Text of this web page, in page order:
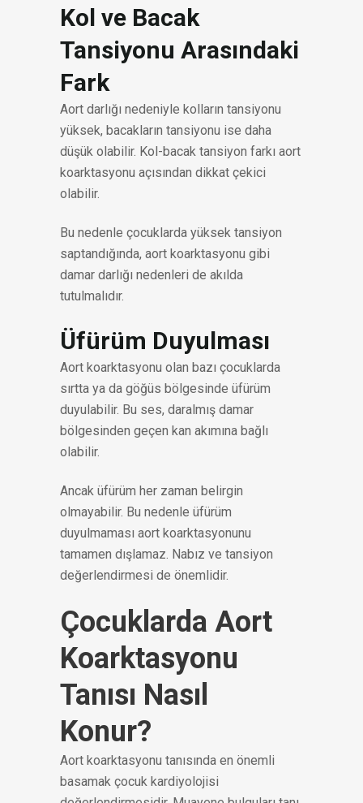
Kol ve Bacak
Tansiyonu Arasındaki
Fark
Aort darlığı nedeniyle kolların tansiyonu
yüksek, bacakların tansiyonu ise daha
düşük olabilir. Kol-bacak tansiyon farkı aort
koarktasyonu açısından dikkat çekici
olabilir.
Bu nedenle çocuklarda yüksek tansiyon
saptandığında, aort koarktasyonu gibi
damar darlığı nedenleri de akılda
tutulmalıdır.
Üfürüm Duyulması
Aort koarktasyonu olan bazı çocuklarda
sırtta ya da göğüs bölgesinde üfürüm
duyulabilir. Bu ses, daralmış damar
bölgesinden geçen kan akımına bağlı
olabilir.
Ancak üfürüm her zaman belirgin
olmayabilir. Bu nedenle üfürüm
duyulmaması aort koarktasyonunu
tamamen dışlamaz. Nabız ve tansiyon
değerlendirmesi de önemlidir.
Çocuklarda Aort
Koarktasyonu
Tanısı Nasıl
Konur?
Aort koarktasyonu tanısında en önemli
basamak çocuk kardiyolojisi